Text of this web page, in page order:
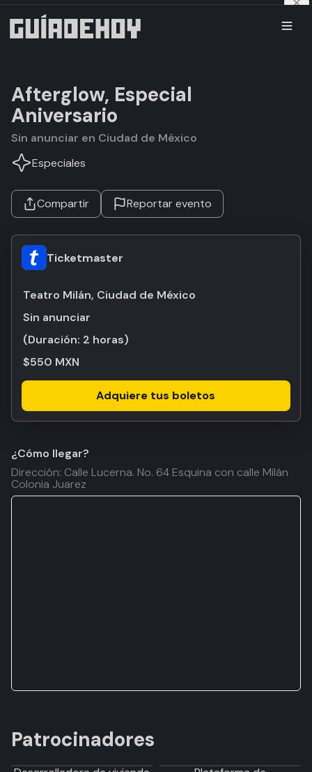
Afterglow, Especial
Aniversario
Sin anunciar en Ciudad de México
Especiales
Compartir Reportar evento
Ticketmaster
Teatro Milán, Ciudad de México
Sin anunciar
(Duración: 2 horas)
$550 MXN
Adquiere tus boletos
¿Cómo llegar?
Dirección: Calle Lucerna. No. 64 Esquina con calle Milán
Colonia Juarez
Patrocinadores